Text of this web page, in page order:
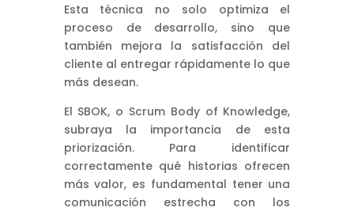
Esta técnica no solo optimiza el
proceso de desarrollo, sino que
también mejora la satisfacción del
cliente al entregar rápidamente lo que
más desean.
El SBOK, o Scrum Body of Knowledge,
subraya la importancia de esta
priorización. Para identificar
correctamente qué historias ofrecen
más valor, es fundamental tener una
comunicación estrecha con los